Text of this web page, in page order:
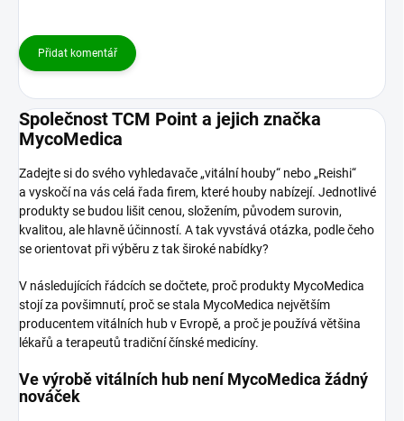
Přidat komentář
Společnost TCM Point a jejich značka
MycoMedica
Zadejte si do svého vyhledavače „vitální houby“ nebo „Reishi“
a vyskočí na vás celá řada firem, které houby nabízejí. Jednotlivé
produkty se budou lišit cenou, složením, původem surovin,
kvalitou, ale hlavně účinností. A tak vyvstává otázka, podle čeho
se orientovat při výběru z tak široké nabídky?
V následujících řádcích se dočtete, proč produkty MycoMedica
stojí za povšimnutí, proč se stala MycoMedica největším
producentem vitálních hub v Evropě, a proč je používá většina
lékařů a terapeutů tradiční čínské medicíny.
Ve výrobě vitálních hub není MycoMedica žádný
nováček